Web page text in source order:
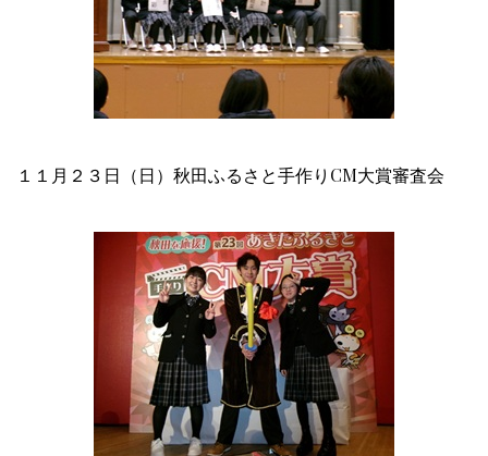
１１月２３日（日）秋田ふるさと手作りCM大賞審査会